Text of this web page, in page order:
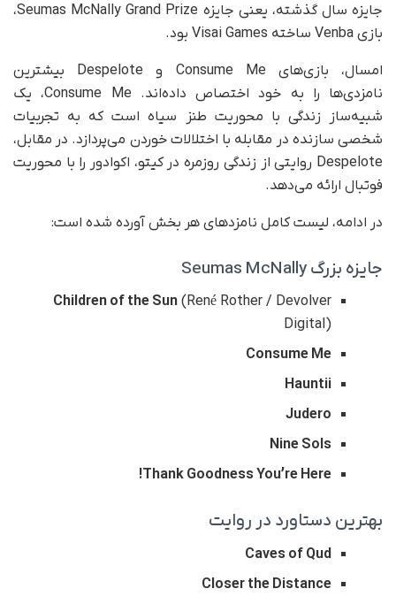
جایزه سال گذشته، یعنی جایزه Seumas McNally Grand Prize،
بازی Venba ساخته Visai Games بود.
امسال، بازی‌های Consume Me و Despelote بیشترین
نامزدی‌ها را به خود اختصاص داده‌اند. Consume Me، یک
شبیه‌ساز زندگی با محوریت طنز سیاه است که به تجربیات
شخصی سازنده در مقابله با اختلالات خوردن می‌پردازد. در مقابل،
Despelote روایتی از زندگی روزمره در کیتو، اکوادور را با محوریت
فوتبال ارائه می‌دهد.
در ادامه، لیست کامل نامزدهای هر بخش آورده شده است:
جایزه بزرگ Seumas McNally
Children of the Sun(René Rother / Devolver
Digital)
Consume Me
Hauntii
Judero
Nine Sols
Thank Goodness You’re Here!
بهترین دستاورد در روایت
Caves of Qud
Closer the Distance